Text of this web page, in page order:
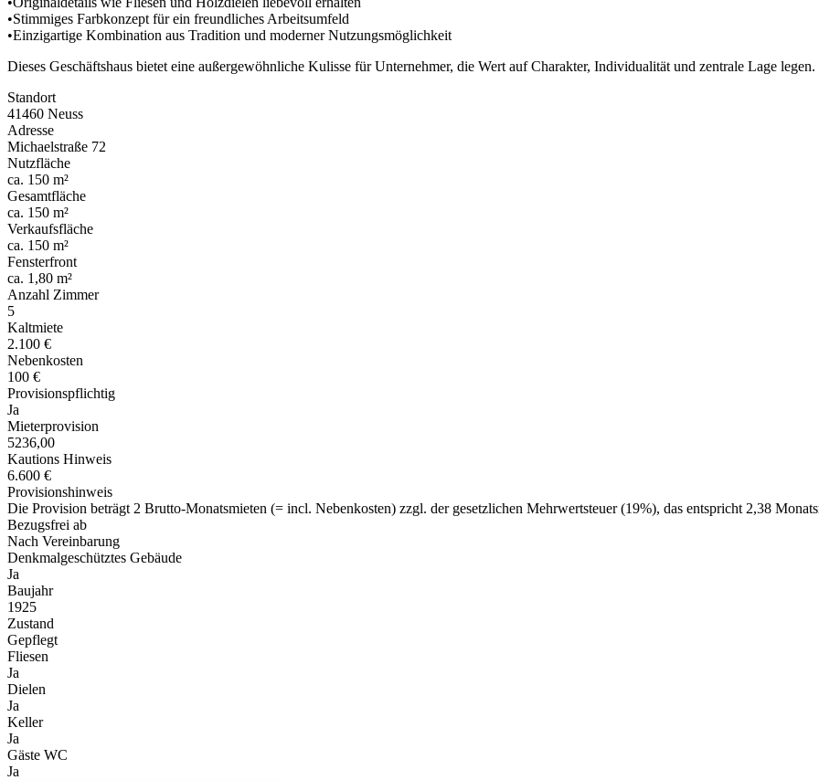
•Stimmiges Farbkonzept für ein freundliches Arbeitsumfeld
•Einzigartige Kombination aus Tradition und moderner Nutzungsmöglichkeit
Dieses Geschäftshaus bietet eine außergewöhnliche Kulisse für Unternehmer, die Wert auf Charakter, Individualität und zentrale Lage legen.
Standort
41460 Neuss
Adresse
Michaelstraße 72
Nutzfläche
ca. 150 m²
Gesamtfläche
ca. 150 m²
Verkaufsfläche
ca. 150 m²
Fensterfront
ca. 1,80 m²
Anzahl Zimmer
5
Kaltmiete
2.100 €
Nebenkosten
100 €
Provisionspflichtig
Ja
Mieterprovision
5236,00
Kautions Hinweis
6.600 €
Provisionshinweis
Die Provision beträgt 2 Brutto-Monatsmieten (= incl. Nebenkosten) zzgl. der gesetzlichen Mehrwertsteuer (19%), das entspricht 2,38
Bezugsfrei ab
Nach Vereinbarung
Denkmalgeschütztes Gebäude
Ja
Baujahr
1925
Zustand
Gepflegt
Fliesen
Ja
Dielen
Ja
Keller
Ja
Gäste WC
Ja